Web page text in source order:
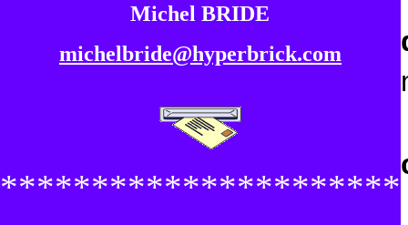
Michel BRIDE
michelbride@hyperbrick.com
**********************